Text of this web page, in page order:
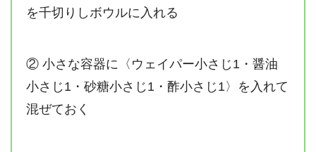
を千切りしボウルに入れる
② 小さな容器に〈ウェイパー小さじ1・醤油
小さじ1・砂糖小さじ1・酢小さじ1〉を入れて
混ぜておく